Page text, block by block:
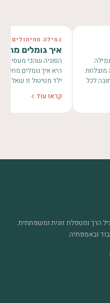
מוצלחת
לכל
גמילה מחיתולים
איך גומלים
הסוגיה שהכי מעסיקה
היא איך גומלים
ילד מטיטול זו שאלה
קראו עוד
הרך ומטפלת זוגית ומשפחתית.
ובאמפתיה.